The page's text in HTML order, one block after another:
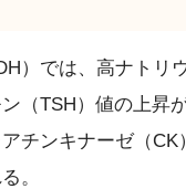
）では、高ナトリ
（TSH）値の上昇が
チンキナーゼ（CK
。